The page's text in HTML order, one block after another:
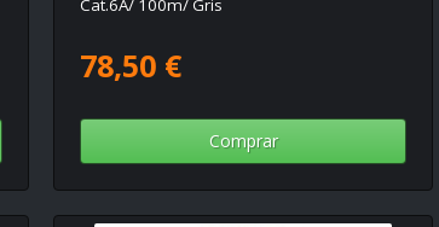
Cat.6A/ 100m/ Gris
78,50 €
Comprar